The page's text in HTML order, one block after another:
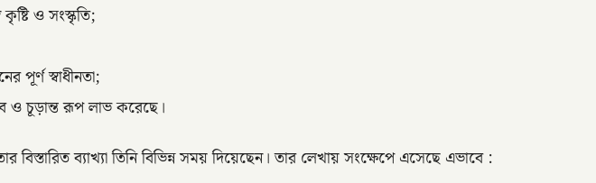
ও সংস্কৃতি;
পূর্ণ স্বাধীনতা;
ও চূড়ান্ত রূপ লাভ করেছে।
ব্যাখ্যা তিনি বিভিন্ন সময় দিয়েছেন। তার লেখায় সংক্ষেপে এসেছে এভাবে :